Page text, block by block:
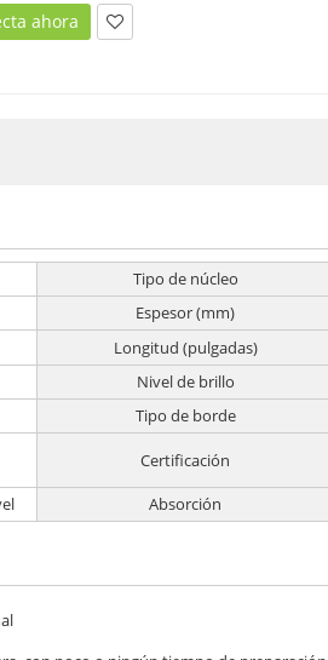
ahora
Tipo de núcleo
Espesor (mm)
Longitud (pulgadas)
Nivel de brillo
Tipo de borde
Certificación
Absorción